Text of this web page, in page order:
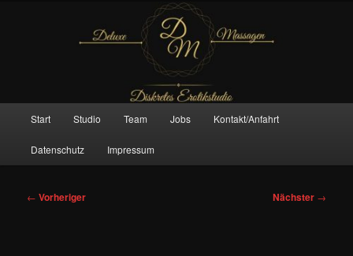
Deluxe Massagen And More
Start Studio Team Jobs Kontakt/Anfahrt
Datenschutz Impressum
Beitragsnavigation
← Vorheriger Nächster →